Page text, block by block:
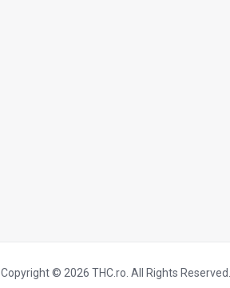
Copyright © 2026 THC.ro. All Rights Reserved.